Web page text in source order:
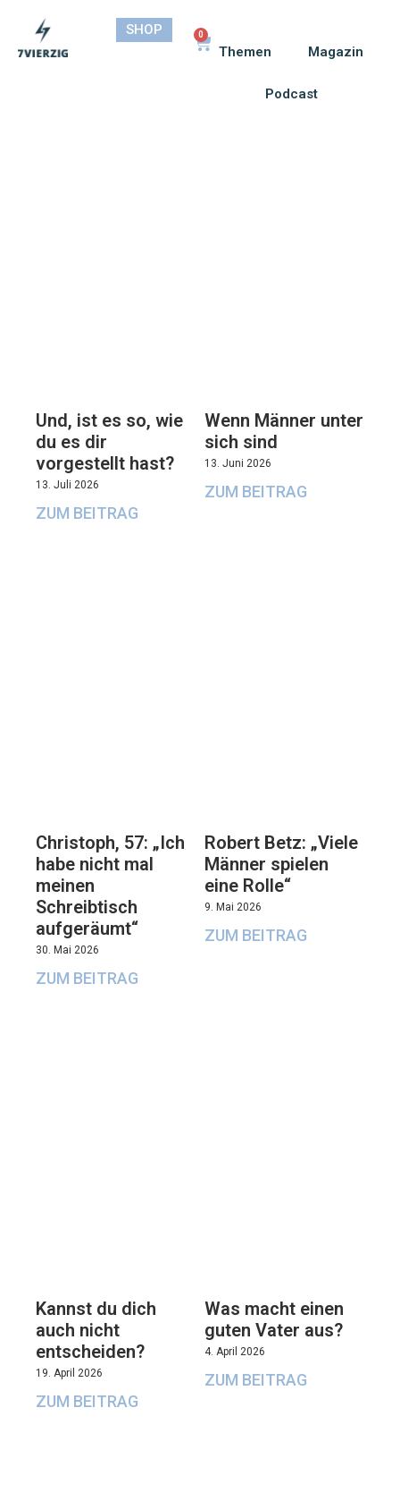
SHOP 0
Themen Magazin
Podcast
Und, ist es so, wie
du es dir
vorgestellt hast?
13. Juli 2026
ZUM BEITRAG
Wenn Männer unter
sich sind
13. Juni 2026
ZUM BEITRAG
Christoph, 57: „Ich
habe nicht mal
meinen
Schreibtisch
aufgeräumt“
30. Mai 2026
ZUM BEITRAG
Robert Betz: „Viele
Männer spielen
eine Rolle“
9. Mai 2026
ZUM BEITRAG
Kannst du dich
auch nicht
entscheiden?
19. April 2026
ZUM BEITRAG
Was macht einen
guten Vater aus?
4. April 2026
ZUM BEITRAG